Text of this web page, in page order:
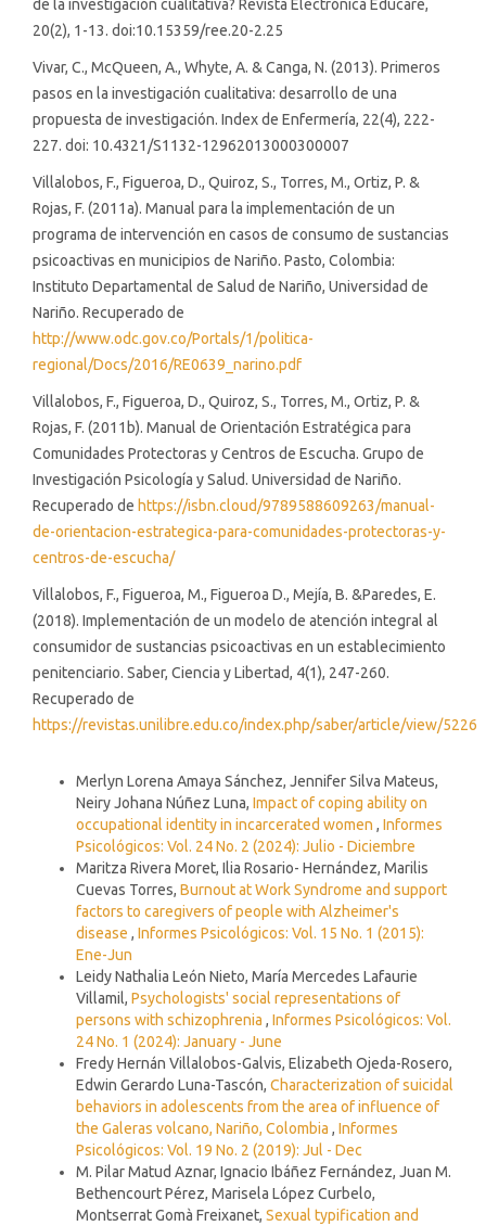
de la investigación cualitativa? Revista Electrónica Educare,
20(2), 1-13. doi:10.15359/ree.20-2.25
Vivar, C., McQueen, A., Whyte, A. & Canga, N. (2013). Primeros
pasos en la investigación cualitativa: desarrollo de una
propuesta de investigación. Index de Enfermería, 22(4), 222-
227. doi: 10.4321/S1132-12962013000300007
Villalobos, F., Figueroa, D., Quiroz, S., Torres, M., Ortiz, P. &
Rojas, F. (2011a). Manual para la implementación de un
programa de intervención en casos de consumo de sustancias
psicoactivas en municipios de Nariño. Pasto, Colombia:
Instituto Departamental de Salud de Nariño, Universidad de
Nariño. Recuperado de
http://www.odc.gov.co/Portals/1/politica-
regional/Docs/2016/RE0639_narino.pdf
Villalobos, F., Figueroa, D., Quiroz, S., Torres, M., Ortiz, P. &
Rojas, F. (2011b). Manual de Orientación Estratégica para
Comunidades Protectoras y Centros de Escucha. Grupo de
Investigación Psicología y Salud. Universidad de Nariño.
Recuperado de https://isbn.cloud/9789588609263/manual-
de-orientacion-estrategica-para-comunidades-protectoras-y-
centros-de-escucha/
Villalobos, F., Figueroa, M., Figueroa D., Mejía, B. &Paredes, E.
(2018). Implementación de un modelo de atención integral al
consumidor de sustancias psicoactivas en un establecimiento
penitenciario. Saber, Ciencia y Libertad, 4(1), 247-260.
Recuperado de
https://revistas.unilibre.edu.co/index.php/saber/article/view/5226
Merlyn Lorena Amaya Sánchez, Jennifer Silva Mateus,
Neiry Johana Núñez Luna, Impact of coping ability on
occupational identity in incarcerated women , Informes
Psicológicos: Vol. 24 No. 2 (2024): Julio - Diciembre
Maritza Rivera Moret, Ilia Rosario- Hernández, Marilis
Cuevas Torres, Burnout at Work Syndrome and support
factors to caregivers of people with Alzheimer's
disease , Informes Psicológicos: Vol. 15 No. 1 (2015):
Ene-Jun
Leidy Nathalia León Nieto, María Mercedes Lafaurie
Villamil, Psychologists' social representations of
persons with schizophrenia , Informes Psicológicos: Vol.
24 No. 1 (2024): January - June
Fredy Hernán Villalobos-Galvis, Elizabeth Ojeda-Rosero,
Edwin Gerardo Luna-Tascón, Characterization of suicidal
behaviors in adolescents from the area of influence of
the Galeras volcano, Nariño, Colombia , Informes
Psicológicos: Vol. 19 No. 2 (2019): Jul - Dec
M. Pilar Matud Aznar, Ignacio Ibáñez Fernández, Juan M.
Bethencourt Pérez, Marisela López Curbelo,
Montserrat Gomà Freixanet, Sexual typification and